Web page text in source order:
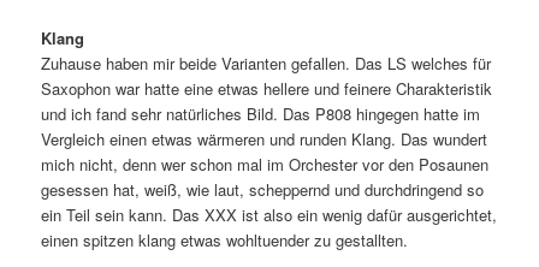
Klang
Zuhause haben mir beide Varianten gefallen. Das LS welches für
Saxophon war hatte eine etwas hellere und feinere Charakteristik
und ich fand sehr natürliches Bild. Das P808 hingegen hatte im
Vergleich einen etwas wärmeren und runden Klang. Das wundert
mich nicht, denn wer schon mal im Orchester vor den Posaunen
gesessen hat, weiß, wie laut, scheppernd und durchdringend so
ein Teil sein kann. Das XXX ist also ein wenig dafür ausgerichtet,
einen spitzen klang etwas wohltuender zu gestallten.